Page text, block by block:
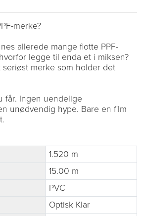
merke?
allerede mange flotte PPF-
legge til enda et i miksen?
merke som holder det
får. Ingen uendelige
unødvendig hype. Bare en film
1.520 m
15.00 m
PVC
Optisk Klar